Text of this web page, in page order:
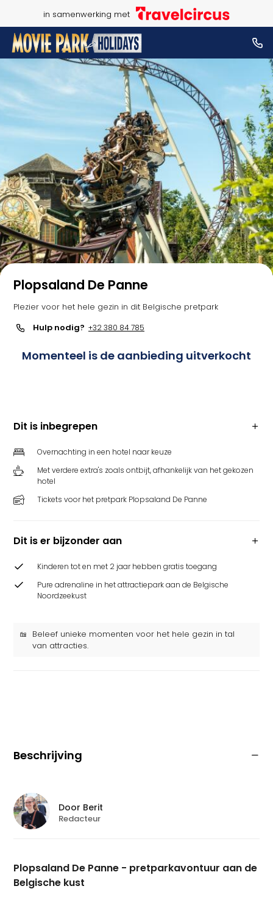
in samenwerking met
Plopsaland De Panne
Plezier voor het hele gezin in dit Belgische pretpark
Hulp nodig? +32 380 84 785
Momenteel is de aanbieding uitverkocht
Dit is inbegrepen
Overnachting in een hotel naar keuze
Met verdere extra's zoals ontbijt, afhankelijk van het gekozen
hotel
Tickets voor het pretpark Plopsaland De Panne
Dit is er bijzonder aan
Kinderen tot en met 2 jaar hebben gratis toegang
Pure adrenaline in het attractiepark aan de Belgische
Noordzeekust
Beleef unieke momenten voor het hele gezin in tal
van attracties.
Beschrijving
Plopsaland De Panne - pretparkavontuur aan de
Belgische kust
Door Berit
Redacteur